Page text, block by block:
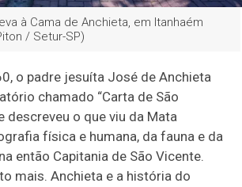
à Cama de Anchieta, em Itanhaém
/ Setur-SP)
o padre jesuíta José de Anchieta
chamado “Carta de São
descreveu o que viu da Mata
física e humana, da fauna e da
então Capitania de São Vicente.
mais. Anchieta e a história do